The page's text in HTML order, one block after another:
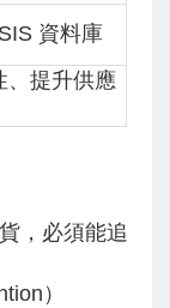
資料庫
、提升供應
，必須能追
）